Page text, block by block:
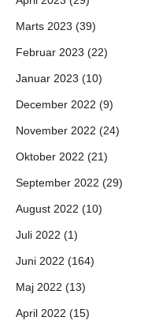
Marts 2023 (39)
Februar 2023 (22)
Januar 2023 (10)
December 2022 (9)
November 2022 (24)
Oktober 2022 (21)
September 2022 (29)
August 2022 (10)
Juli 2022 (1)
Juni 2022 (164)
Maj 2022 (13)
April 2022 (15)